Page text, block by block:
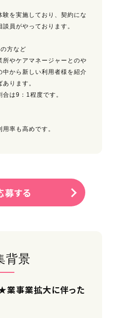
を実施しており、契約にな
員がやっております。
方など
所やケアマネージャーとのや
中から新しい利用者様を紹介
ります。
は9：1程度です。
率も高めです。
募する
背景
事業拡大に伴った